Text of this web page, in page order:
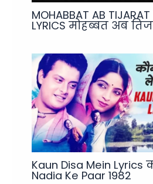
MOHABBAT AB
LYRICS मोहब्बत अब
Kaun Disa Mein Lyrics
Nadia Ke Paar 1982